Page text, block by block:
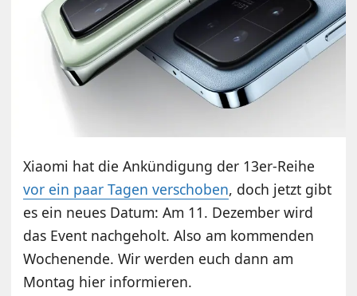
Xiaomi hat die Ankündigung der 13er-Reihe
vor ein paar Tagen verschoben, doch jetzt gibt
es ein neues Datum: Am 11. Dezember wird
das Event nachgeholt. Also am kommenden
Wochenende. Wir werden euch dann am
Montag hier informieren.